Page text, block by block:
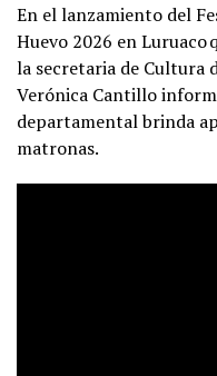
En el lanzamiento del
Huevo 2026 en Luruaco
la secretaria de Cultura
Verónica Cantillo
departamental brinda
matronas.